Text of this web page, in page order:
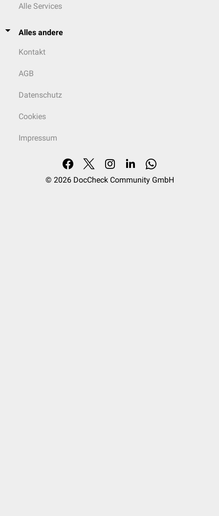
Alle Services
Alles andere
Kontakt
AGB
Datenschutz
Cookies
Impressum
© 2026 DocCheck Community GmbH